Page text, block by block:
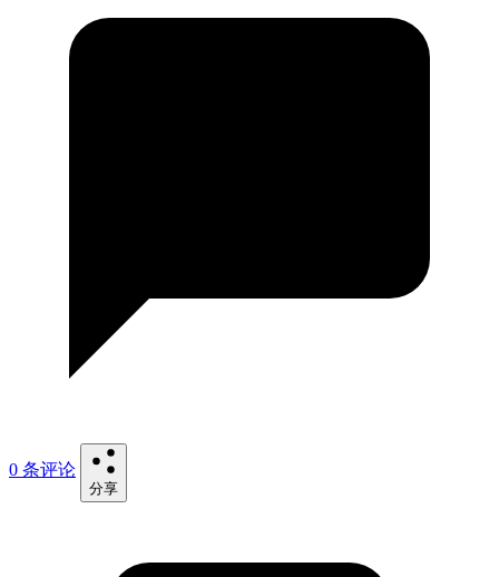
0 条评论
分享